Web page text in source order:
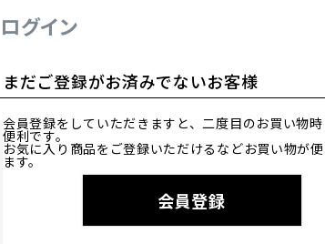
ログイン
まだご登録がお済みでないお客様
会員登録をしていただきますと、二度目のお買い物時
便利です。
お気に入り商品をご登録いただけるなどお買い物が
ます。
会員登録